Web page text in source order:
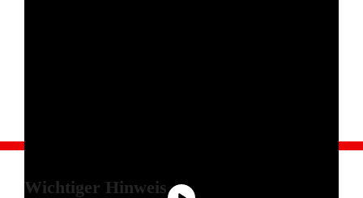
Wichtiger Hinweis